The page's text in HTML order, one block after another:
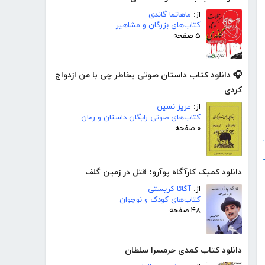
از: ماهاتما گاندی
کتاب‌های بزرگان و مشاهیر
۵ صفحه
🎧 دانلود کتاب داستان صوتی بخاطر چی با من ازدواج
کردی
از: عزیز نسین
کتاب‌های صوتی رایگان داستان و رمان
۰ صفحه
دانلود کمیک کارآگاه پوآرو: قتل در زمین گلف
از: آگاتا کریستی
کتاب‌های کودک و نوجوان
۴۸ صفحه
دانلود کتاب کمدی حرمسرا سلطان